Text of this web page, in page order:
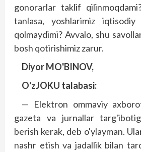
gonorarlar taklif
tanlasa, yoshlarimiz
qolmaydimi? Avvalo, shu
bosh qotirishimiz zarur.
Diyor MO'BINOV,
O'zJOKU talabasi:
— Elektron ommaviy
gazeta va jurnallar
berish kerak, deb o'ylayman.
nashr etish va jadallik bilan